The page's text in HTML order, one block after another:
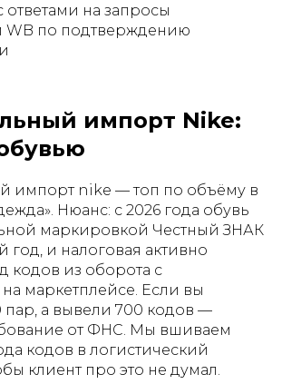
ответами на запросы
WB по подтверждению
импорт Nike:
импорт nike — топ по объёму в
Нюанс: с 2026 года обувь
маркировкой Честный ЗНАК
год, и налоговая активно
кодов из оборота с
маркетплейсе. Если вы
пар, а вывели 700 кодов —
от ФНС. Мы вшиваем
кодов в логистический
клиент про это не думал.